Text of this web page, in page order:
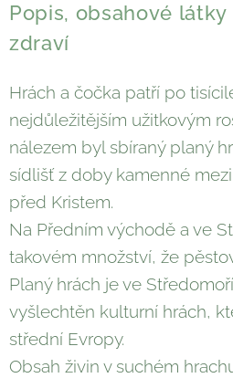
Popis, obsahové
zdraví
Hrách a čočka patří po
nejdůležitějším užitkovým
nálezem byl sbíraný planý
sídlišť z doby kamenné
před Kristem.
Na Předním východě a ve
takovém množství, že
Planý hrách je ve
vyšlechtěn kulturní hrách,
střední Evropy.
Obsah živin v suchém